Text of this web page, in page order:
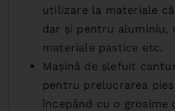
utilizare la materiale
dar şi pentru aluminiu,
materiale pastice etc.
Maşină de şlefuit
pentru prelucrarea
începând cu o grosime